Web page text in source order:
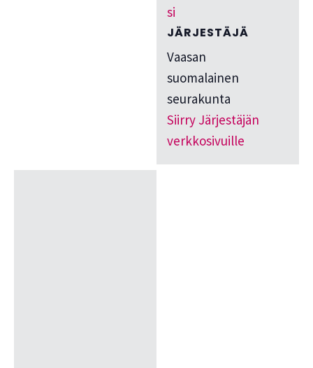
si
JÄRJESTÄJÄ
Vaasan
suomalainen
seurakunta
Siirry Järjestäjän
verkkosivuille